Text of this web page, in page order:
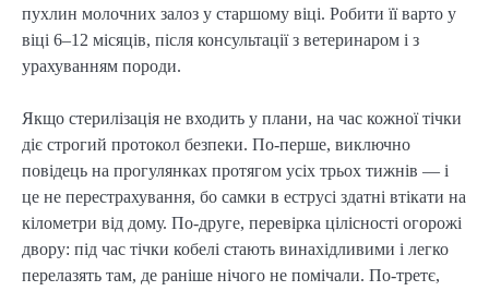
пухлин молочних залоз у старшому віці. Робити її варто у
віці 6–12 місяців, після консультації з ветеринаром і з
урахуванням породи.
Якщо стерилізація не входить у плани, на час кожної тічки
діє строгий протокол безпеки. По-перше, виключно
повідець на прогулянках протягом усіх трьох тижнів — і
це не перестрахування, бо самки в еструсі здатні втікати на
кілометри від дому. По-друге, перевірка цілісності огорожі
двору: під час тічки кобелі стають винахідливими і легко
перелазять там, де раніше нічого не помічали. По-третє,